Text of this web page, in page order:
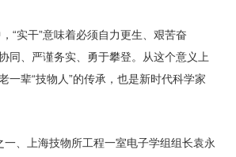
“实干”意味着必须自力更生、艰苦奋
同、严谨务实、勇于攀登。从这个意义上
一辈“技物人”的传承，也是新时代科学家
一、上海技物所工程一室电子学组组长袁永